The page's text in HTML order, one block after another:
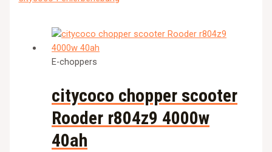
E-choppers
citycoco chopper scooter
Rooder r804z9 4000w
40ah